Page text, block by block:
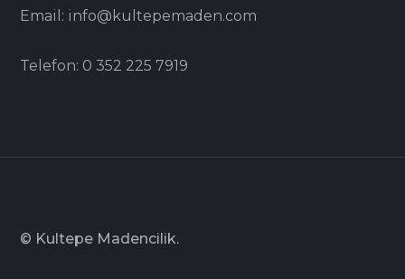
Email: info@kultepemaden.com
Telefon: 0 352 225 7919
© Kultepe Madencilik.